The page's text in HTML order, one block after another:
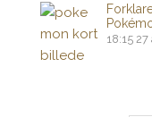
18:15 27